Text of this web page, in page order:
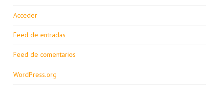
Acceder
Feed de entradas
Feed de comentarios
WordPress.org